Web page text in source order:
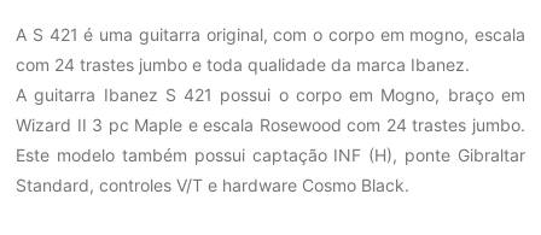
A S 421 é uma guitarra original, com o corpo em mogno, escala
com 24 trastes jumbo e toda qualidade da marca Ibanez.
A guitarra Ibanez S 421 possui o corpo em Mogno, braço em
Wizard II 3 pc Maple e escala Rosewood com 24 trastes jumbo.
Este modelo também possui captação INF (H), ponte Gibraltar
Standard, controles V/T e hardware Cosmo Black.